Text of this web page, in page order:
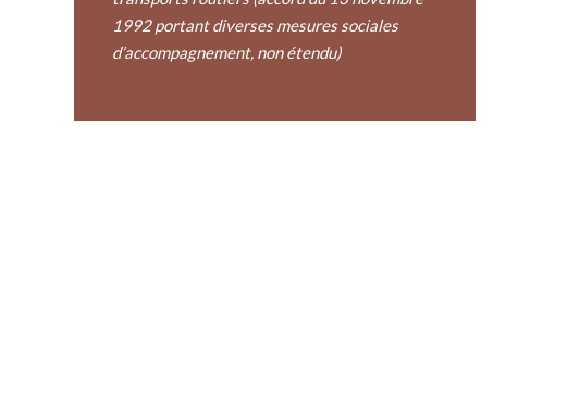
1992 portant diverses mesures sociales
d’accompagnement, non étendu)